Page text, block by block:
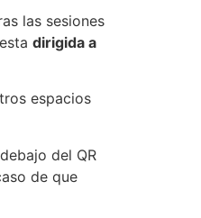
las sesiones
dirigida a
espacios
del QR
de que